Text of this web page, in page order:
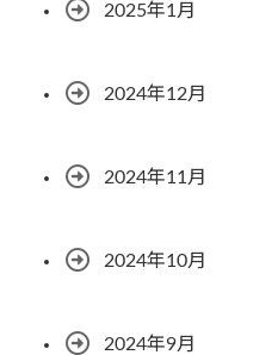
2025年1月
2024年12月
2024年11月
2024年10月
2024年9月